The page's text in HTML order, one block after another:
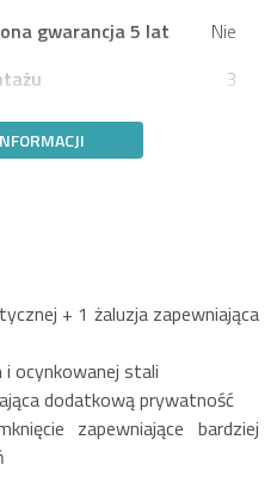
gwarancja 5 lat
Nie
3
+ 1 żaluzja zapewniająca
ocynkowanej stali
dodatkową prywatność
zapewniające bardziej